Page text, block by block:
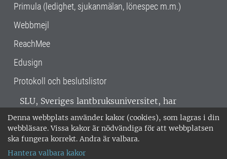
Denna webbplats använder kakor (cookies), som lagras i din
webbläsare. Vissa kakor är nödvändiga för att webbplatsen
ska fungera korrekt. Andra är valbara.
Hantera valbara kakor
Primula (ledighet, sjukanmälan, lönespec m.m.)
Webbmejl
ReachMee
Edusign
Protokoll och beslutslistor
SLU, Sveriges lantbruksuniversitet, har
verksamhet över hela Sverige. Huvudorter är
Alnarp, Uppsala och Umeå.SLU är
miljöcertifierat enligt ISO 14001. •
018-67 10 00 • Org nr: 202100-2817 •